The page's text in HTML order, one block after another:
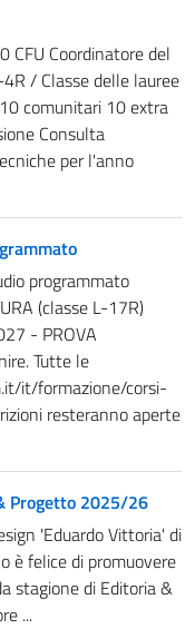
CFU Coordinatore del
/ Classe delle lauree
comunitari 10 extra
Consulta
per l'anno
programmato
(classe L-17R)
- PROVA
Tutte le
it/formazione/corsi-
resteranno aperte
Progetto 2025/26
'Eduardo Vittoria' di
è felice di promuovere
stagione di Editoria &
...